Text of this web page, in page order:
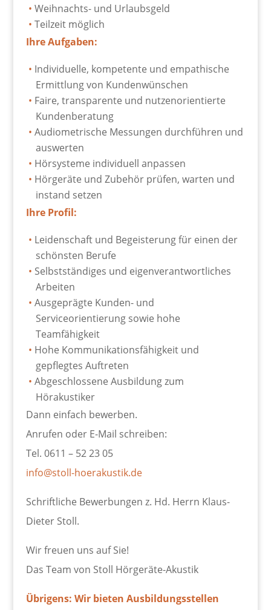
Weihnachts- und Urlaubsgeld
Teilzeit möglich
Ihre Aufgaben:
Individuelle, kompetente und empathische
Ermittlung von Kundenwünschen
Faire, transparente und nutzenorientierte
Kundenberatung
Audiometrische Messungen durchführen und
auswerten
Hörsysteme individuell anpassen
Hörgeräte und Zubehör prüfen, warten und
instand setzen
Ihre Profil:
Leidenschaft und Begeisterung für einen der
schönsten Berufe
Selbstständiges und eigenverantwortliches
Arbeiten
Ausgeprägte Kunden- und
Serviceorientierung sowie hohe
Teamfähigkeit
Hohe Kommunikationsfähigkeit und
gepflegtes Auftreten
Abgeschlossene Ausbildung zum
Hörakustiker
Dann einfach bewerben.
Anrufen oder E-Mail schreiben:
Tel. 0611 – 52 23 05
info@stoll-hoerakustik.de
Schriftliche Bewerbungen z. Hd. Herrn Klaus-
Dieter Stoll.
Wir freuen uns auf Sie!
Das Team von Stoll Hörgeräte-Akustik
Übrigens: Wir bieten Ausbildungsstellen